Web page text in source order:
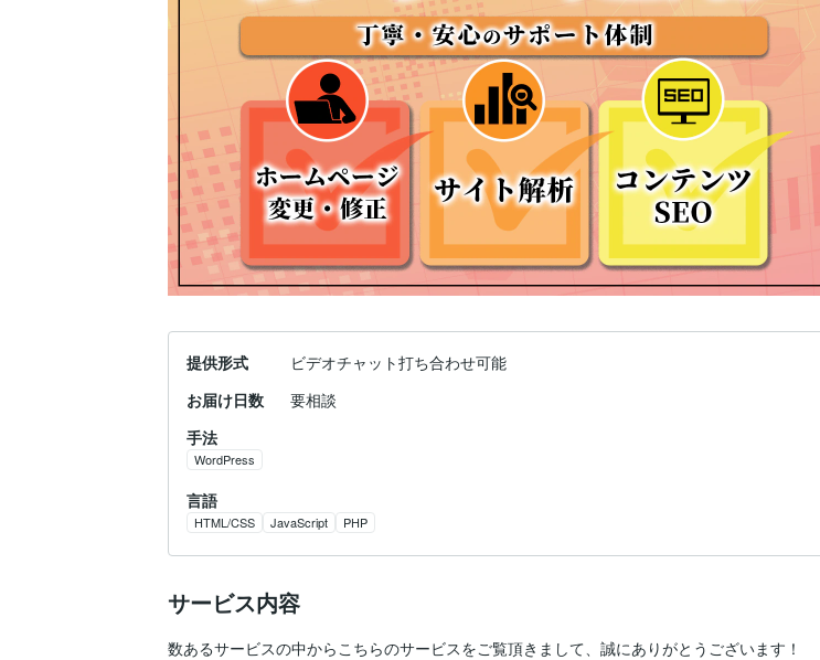
提供形式
ビデオチャット打ち合わせ可能
お届け日数
要相談
手法
WordPress
言語
HTML/CSS JavaScript PHP
サービス内容
数あるサービスの中からこちらのサービスをご覧頂きまして、誠にありがとうございます！